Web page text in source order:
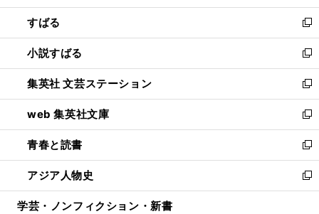
開
く
ウ
で
開
く
ン
ド
ウ
で
開
く
すばる
新
し
い
ウ
ィ
ン
ド
ウ
で
開
く
小説すばる
新
し
い
ウ
ィ
ン
ド
ウ
で
開
集英社 文芸ステーション
新
し
い
ウ
ィ
ン
ド
ウ
web 集英社文庫
新
し
い
ウ
ィ
ン
青春と読書
新
し
い
ウ
アジア人物史
新
し
学芸・ノンフィクション・新書